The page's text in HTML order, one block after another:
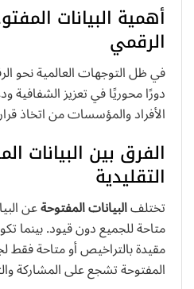
أهمية البيانات
الرقمي
في ظل التوجهات العالمية نحو
دورًا محوريًا في تعزيز الشفافية
الأفراد والمؤسسات من اتخاذ
الفرق بين البيانات
التقليدية
تختلفالبيانات المفتوحةعن
متاحة للجميع دون قيود. بينما
مقيدة بالتراخيص أو متاحة فقط
المفتوحة تشجع على المشاركة